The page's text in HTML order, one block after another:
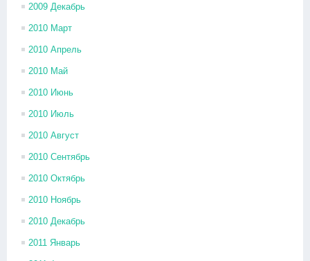
2009 Декабрь
2010 Март
2010 Апрель
2010 Май
2010 Июнь
2010 Июль
2010 Август
2010 Сентябрь
2010 Октябрь
2010 Ноябрь
2010 Декабрь
2011 Январь